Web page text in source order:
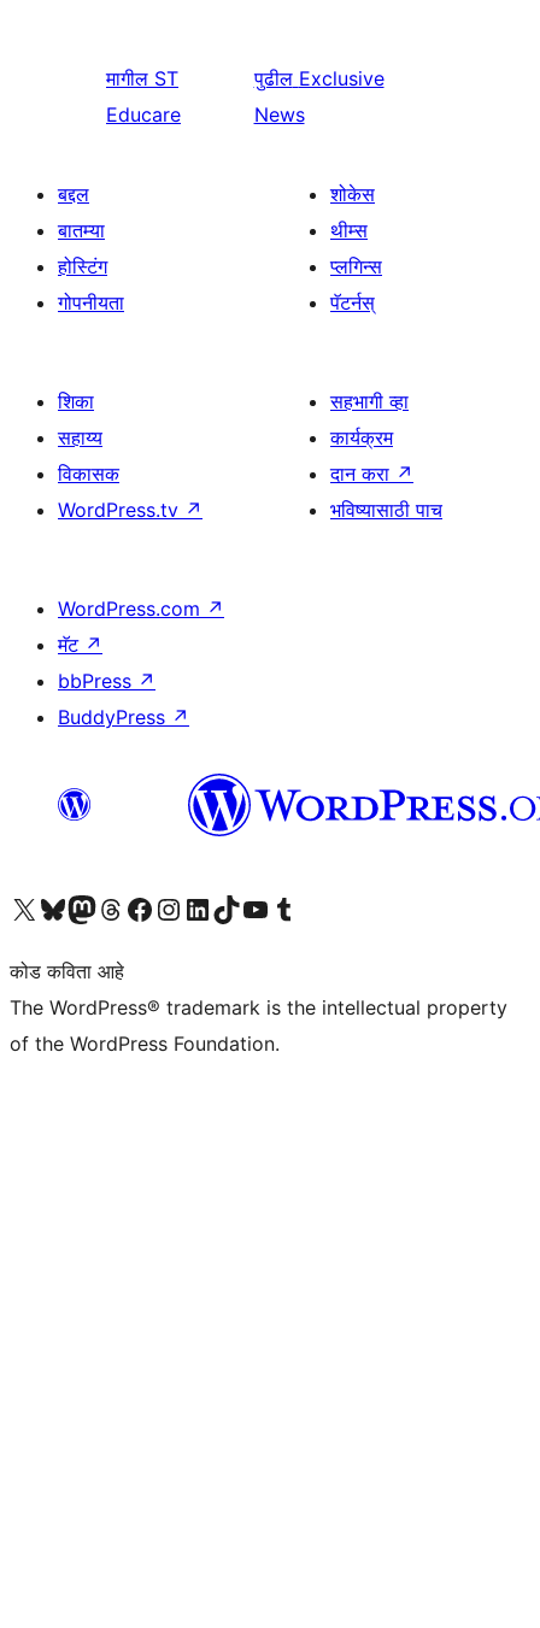
मागील ST
Educare
पुढील Exclusive
News
बद्दल
बातम्या
होस्टिंग
गोपनीयता
शोकेस
थीम्स
प्लगिन्स
पॅटर्नस्
शिका
सहाय्य
विकासक
WordPress.tv ↗
सहभागी व्हा
कार्यक्रम
दान करा ↗
भविष्यासाठी पाच
WordPress.com ↗
मॅट ↗
bbPress ↗
BuddyPress ↗
आमच्या X (एक्स) (पूर्वीचे ट्विटर) खात्याला भेट द्या आमच्या ब्लूस्की खात्याला भेट द्या.आमच्या Mastodon खात्याला भेट द्या.आमच्या थ्रेड्स खात्याला भेट द्या. आमच्या फेसबुक पेजला भेट द्या आमच्या इंस्टाग्राम खात्याला भेट द्या आमच्या लिंक्डइन खात्याला भेट द्या आमच्या टिकटॉक अकाउंटला भेट द्या.आमच्या यूट्यूब चॅनेलला भेट द्या आमच्या टंबलर खात्याला भेट द्या.
कोड कविता आहे
The WordPress® trademark is the intellectual property
of the WordPress Foundation.